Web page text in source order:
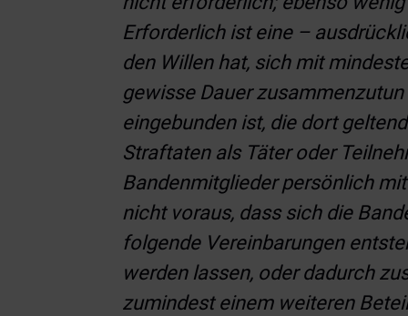
Erforderlich ist eine –
den Willen hat, sich mit
gewisse Dauer
eingebunden ist, die dort
Straftaten als Täter oder
Bandenmitglieder persönlich
nicht voraus, dass sich die
folgende Vereinbarungen
werden lassen, oder dadurch
zumindest einem weiteren